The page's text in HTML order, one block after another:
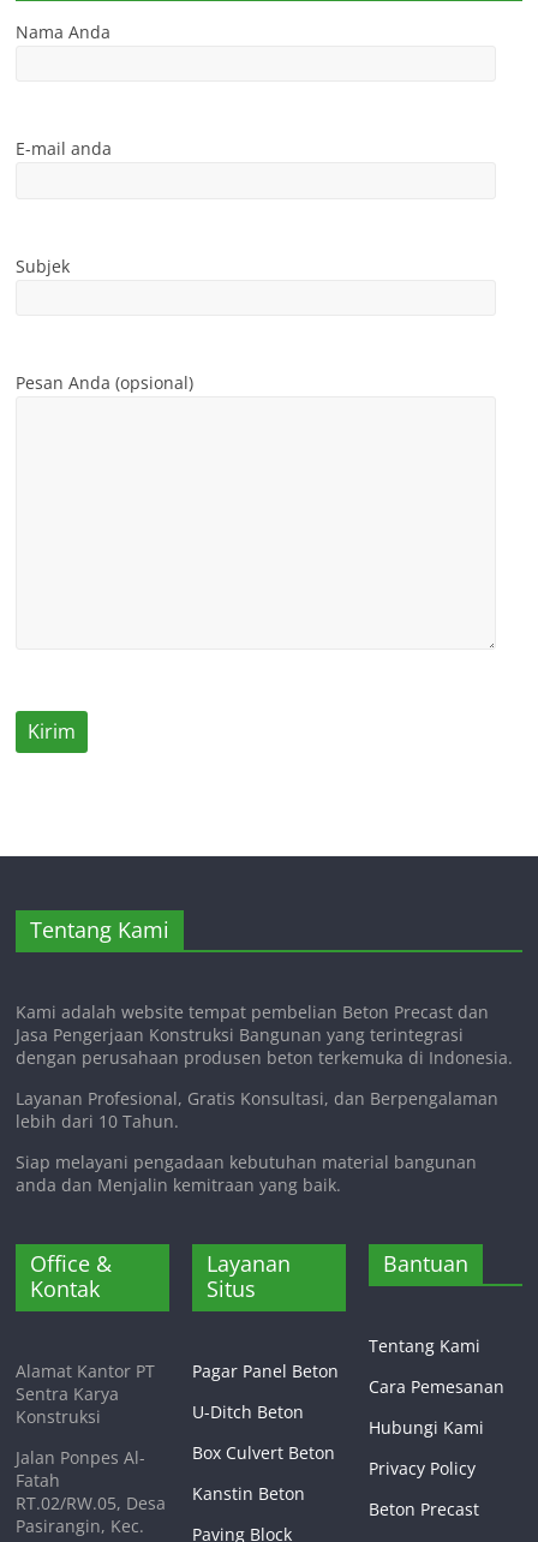
Nama Anda
E-mail anda
Subjek
Pesan Anda (opsional)
Tentang Kami
Kami adalah website tempat pembelian Beton Precast dan
Jasa Pengerjaan Konstruksi Bangunan yang terintegrasi
dengan perusahaan produsen beton terkemuka di Indonesia.
Layanan Profesional, Gratis Konsultasi, dan Berpengalaman
lebih dari 10 Tahun.
Siap melayani pengadaan kebutuhan material bangunan
anda dan Menjalin kemitraan yang baik.
Office &
Kontak
Alamat Kantor PT
Sentra Karya
Konstruksi
Jalan Ponpes Al-
Fatah
RT.02/RW.05, Desa
Pasirangin, Kec.
Layanan
Situs
Pagar Panel Beton
U-Ditch Beton
Box Culvert Beton
Kanstin Beton
Paving Block
Bantuan
Tentang Kami
Cara Pemesanan
Hubungi Kami
Privacy Policy
Beton Precast